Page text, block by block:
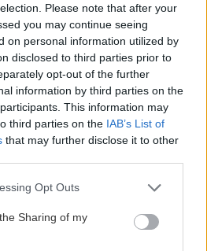
Please note that after your
you may continue seeing
on personal information utilized by
disclosed to third parties prior to
opt-out of the further
information by third parties on the
This information may
third parties on the IAB’s List of
that may further disclose it to other
app uses one or more Google
usage behaviour. You may click to
and its third-party tags to
Opt Outs
Sharing of my
MESIAC
sú v 40-stupňových
Prečo z okna robia radiátor
za pár eur?
na ktoré slnko svieti celý